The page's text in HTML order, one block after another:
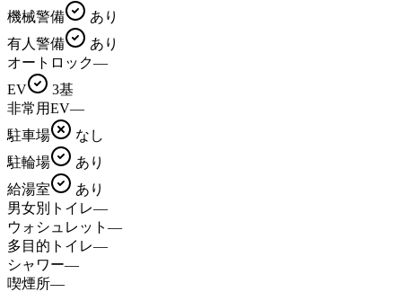
機械警備
あり
有人警備
あり
オートロック—
EV
3基
非常用EV—
駐車場
なし
駐輪場
あり
給湯室
あり
男女別トイレ—
ウォシュレット —
多目的トイレ—
シャワー—
喫煙所—